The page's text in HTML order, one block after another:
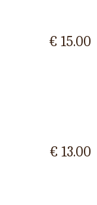
€ 15.00
€ 13.00